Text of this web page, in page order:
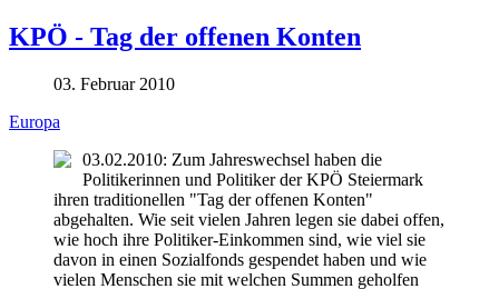
KPÖ - Tag der offenen Konten
03. Februar 2010
Europa
03.02.2010: Zum Jahreswechsel haben die
Politikerinnen und Politiker der KPÖ Steiermark
ihren traditionellen "Tag der offenen Konten"
abgehalten. Wie seit vielen Jahren legen sie dabei offen,
wie hoch ihre Politiker-Einkommen sind, wie viel sie
davon in einen Sozialfonds gespendet haben und wie
vielen Menschen sie mit welchen Summen geholfen